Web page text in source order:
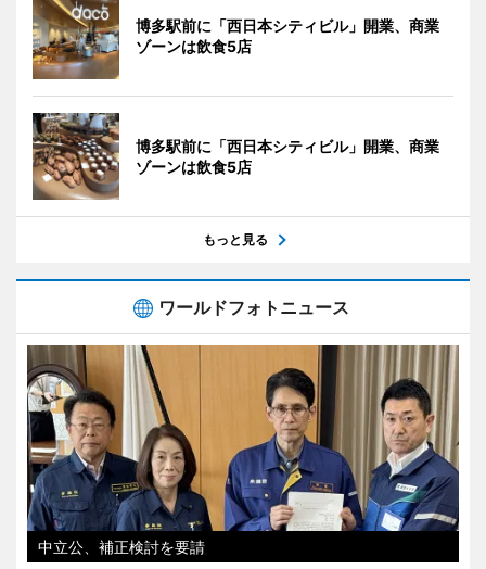
博多駅前に「西日本シティビル」開業、商業
ゾーンは飲食5店
博多駅前に「西日本シティビル」開業、商業
ゾーンは飲食5店
もっと見る
ワールドフォトニュース
中立公、補正検討を要請